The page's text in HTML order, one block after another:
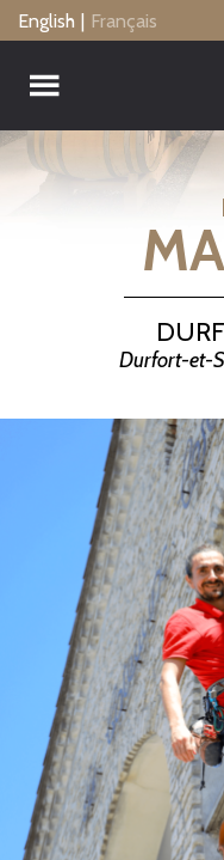
Passer
au
principal
English Français
Durfort-et-